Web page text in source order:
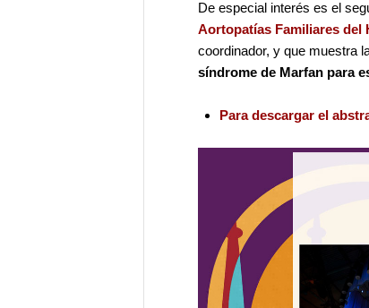
De especial interés es el
Aortopatías Familiares del
coordinador, y que muestra
síndrome de Marfan para
Para descargar el